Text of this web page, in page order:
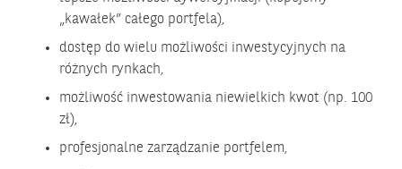
„kawałek” całego portfela),
dostęp do wielu możliwości inwestycyjnych na
różnych rynkach,
możliwość inwestowania niewielkich kwot (np. 100
zł),
profesjonalne zarządzanie portfelem,